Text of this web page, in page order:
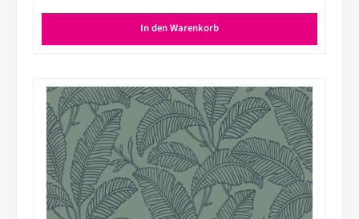
In den Warenkorb